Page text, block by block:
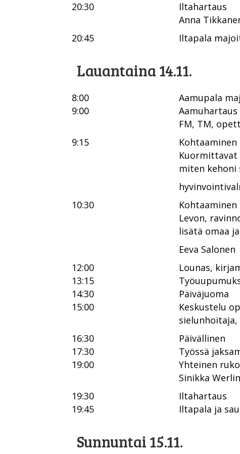
20:30
Iltahartaus
Anna
20:45
Iltapala
Lauantaina 14.11.
8:00
Aamupala
9:00
Aamuhartaus
FM, TM,
9:15
Kuormittavat
miten kehoni
10:30
Levon,
lisätä omaa
Eeva Salonen
12:00
Lounas,
13:15
14:30
Päiväjuoma
15:00
Keskustelu
16:30
Päivällinen
17:30
Työssä
19:00
Yhteinen
Sinikka
19:30
Iltahartaus
19:45
Iltapala ja
Sunnuntai 15.11.